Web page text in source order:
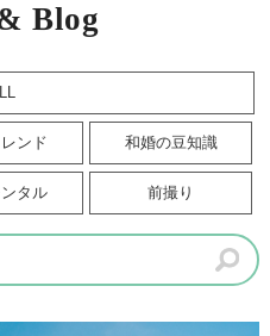
Blog
ンド 和婚の豆知識
タル 前撮り